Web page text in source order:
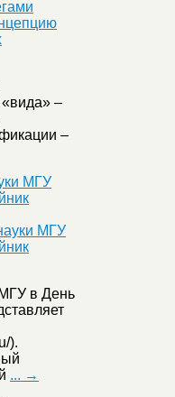
–
–
МГУ
в День
).
... →